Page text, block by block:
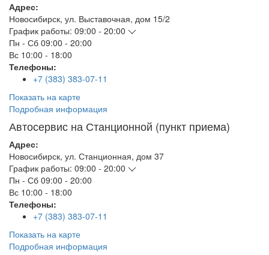
Адрес:
Новосибирск, ул. Выставочная, дом 15/2
График работы: 09:00 - 20:00
Пн - Сб 09:00 - 20:00
Вс 10:00 - 18:00
Телефоны:
+7 (383) 383-07-11
Показать на карте
Подробная информация
Автосервис на Станционной (пункт приема)
Адрес:
Новосибирск, ул. Станционная, дом 37
График работы: 09:00 - 20:00
Пн - Сб 09:00 - 20:00
Вс 10:00 - 18:00
Телефоны:
+7 (383) 383-07-11
Показать на карте
Подробная информация